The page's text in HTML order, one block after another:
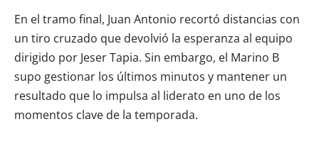
En el tramo final, Juan Antonio recortó distancias con
un tiro cruzado que devolvió la esperanza al equipo
dirigido por Jeser Tapia. Sin embargo, el Marino B
supo gestionar los últimos minutos y mantener un
resultado que lo impulsa al liderato en uno de los
momentos clave de la temporada.